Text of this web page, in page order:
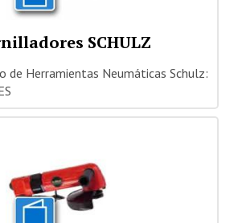
SCHULZ
de Herramientas Neumáticas Schulz: